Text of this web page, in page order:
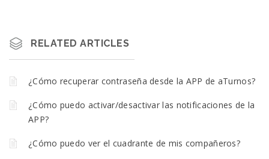
RELATED ARTICLES
¿Cómo recuperar contraseña desde la APP de aTurnos?
¿Cómo puedo activar/desactivar las notificaciones de la
APP?
¿Cómo puedo ver el cuadrante de mis compañeros?